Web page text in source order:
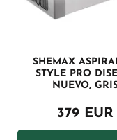
SHEMAX
STYLE PRO
NUEVO,
379 EUR